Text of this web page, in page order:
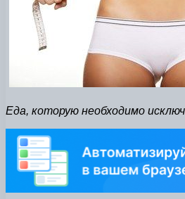
Еда, которую необходимо